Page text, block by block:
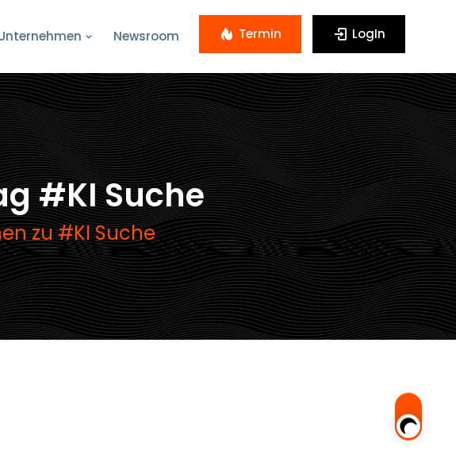
Newsroom Termin LogIn
#KI Suche
zu #KI Suche